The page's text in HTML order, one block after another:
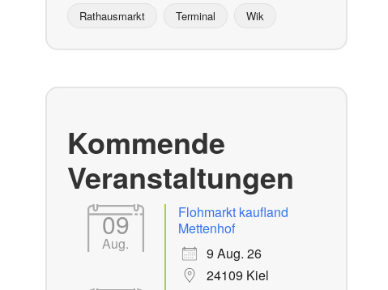
Rathausmarkt Terminal Wik
Kommende
Veranstaltungen
09
Aug.
Flohmarkt kaufland
Mettenhof
9 Aug. 26
24109 Kiel